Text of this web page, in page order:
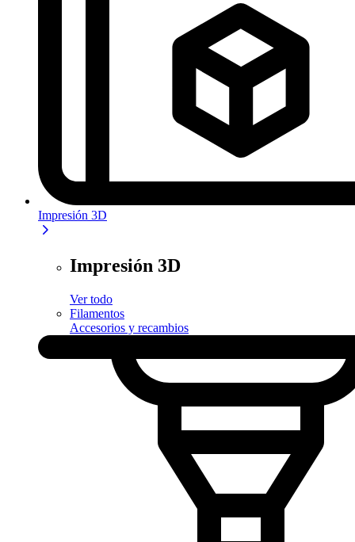
Impresión 3D
Impresión 3D
Ver todo
Filamentos
Accesorios y recambios